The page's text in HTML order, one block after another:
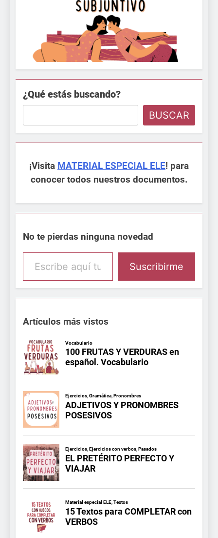
¿Qué estás buscando?
BUSCAR
¡Visita MATERIAL ESPECIAL ELE! para
conocer todos nuestros documentos.
No te pierdas ninguna novedad
Escribe aquí tu email
Suscribirme
Artículos más vistos